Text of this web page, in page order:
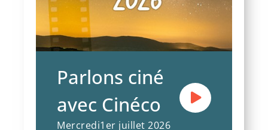
Parlons ciné
avec Cinéco
Mercredi1er juillet 2026